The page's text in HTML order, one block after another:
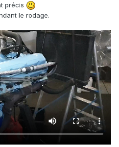
précis
le rodage.